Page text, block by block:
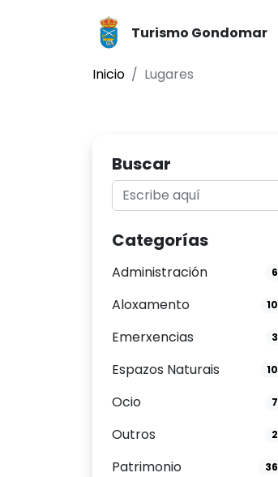
Turismo Gondomar
Inicio
Lugares
Buscar
Categorías
Administración 6
Aloxamento 10
Emerxencias 3
Espazos Naturais 10
Ocio 7
Outros 2
Patrimonio 36